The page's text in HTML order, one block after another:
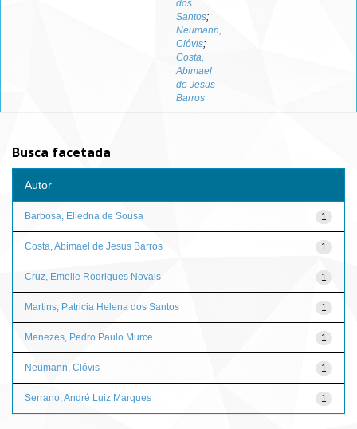
dos
Santos;
Neumann,
Clóvis;
Costa,
Abimael
de Jesus
Barros
Busca facetada
Autor
1
Barbosa, Eliedna de Sousa
1
Costa, Abimael de Jesus Barros
1
Cruz, Emelle Rodrigues Novais
1
Martins, Patricia Helena dos Santos
1
Menezes, Pedro Paulo Murce
1
Neumann, Clóvis
1
Serrano, André Luiz Marques